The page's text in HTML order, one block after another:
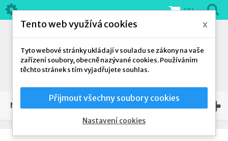
(0)
NAŠE NABÍDKA
Tento web využívá cookies x
Tyto webové stránky ukládají v souladu se zákony na vaše
zařízení soubory, obecně nazývané cookies. Používáním
těchto stránek s tím vyjadřujete souhlas.
Přijmout všechny soubory cookies
Nastavení cookies